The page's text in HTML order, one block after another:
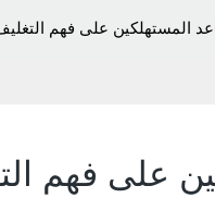
المستهلكين على فهم
على فهم